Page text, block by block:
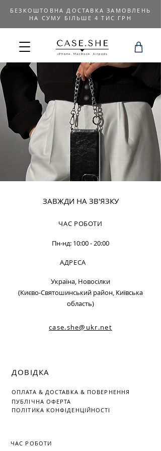
БЕЗКОШТОВНА ДОСТАВКА ЗАМОВЛЕНЬ
НА СУМУ БІЛЬШЕ 4 ТИС ГРН
ЗАВЖДИ НА ЗВ'ЯЗКУ
ЧАС РОБОТИ
Пн-нд: 10:00 - 20:00
АДРЕСА
Україна, Новосілки
(Києво-Святошинський район, Київська
область)
case.she@ukr.net
ДОВІДКА
ОПЛАТА & ДОСТАВКА & ПОВЕРНЕННЯ
ПУБЛІЧНА ОФЕРТА
ПОЛІТИКА КОНФІДЕНЦІЙНОСТІ
ЧАС РОБОТИ